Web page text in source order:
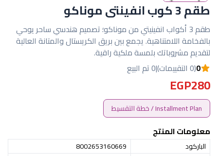
طقم 3 كوب انفينتى موناكو
طقم 3 أكواب انفينيتي من موناكو؛ تصميم هندسي ساحر يوحي
بالفخامة اللامتناهية. يجمع بين بريق الكريستال والمتانة العالية
لتقديم مشروباتك بلمسة ملكية راقية.
0(0 التقييمات) |0 تم البيع
EGP280
Installment Plan / خطة التقسيط
معلومات المنتج
الباركود
8002653160669